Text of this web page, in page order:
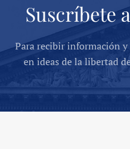
Suscríbete
Para recibir información y
en ideas de la libertad